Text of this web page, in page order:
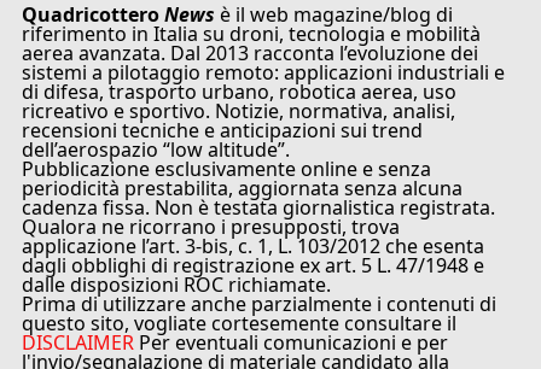
QuadricotteroNews è il web magazine/blog di
riferimento in Italia su droni, tecnologia e mobilità
aerea avanzata. Dal 2013 racconta l’evoluzione dei
sistemi a pilotaggio remoto: applicazioni industriali e
di difesa, trasporto urbano, robotica aerea, uso
ricreativo e sportivo. Notizie, normativa, analisi,
recensioni tecniche e anticipazioni sui trend
dell’aerospazio “low altitude”.
Pubblicazione esclusivamente online e senza
periodicità prestabilita, aggiornata senza alcuna
cadenza fissa. Non è testata giornalistica registrata.
Qualora ne ricorrano i presupposti, trova
applicazione l’art. 3-bis, c. 1, L. 103/2012 che esenta
dagli obblighi di registrazione ex art. 5 L. 47/1948 e
dalle disposizioni ROC richiamate.
Prima di utilizzare anche parzialmente i contenuti di
questo sito, vogliate cortesemente consultare il
DISCLAIMER Per eventuali comunicazioni e per
l'invio/segnalazione di materiale candidato alla